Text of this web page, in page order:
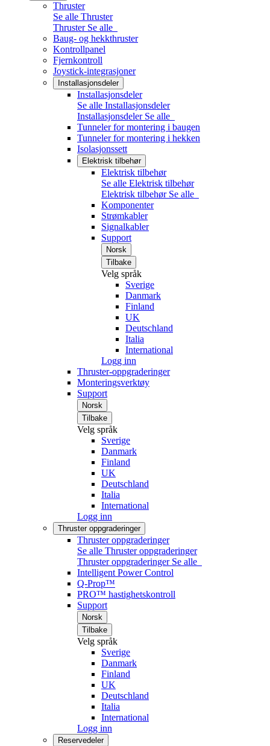
Thruster
Se alle Thruster
Thruster Se alle
Baug- og hekkthruster
Kontrollpanel
Fjernkontroll
Joystick-integrasjoner
Installasjonsdeler
Installasjonsdeler
Se alle Installasjonsdeler
Installasjonsdeler Se alle
Tunneler for montering i baugen
Tunneler for montering i hekken
Isolasjonssett
Elektrisk tilbehør
Elektrisk tilbehør
Se alle Elektrisk tilbehør
Elektrisk tilbehør Se alle
Komponenter
Strømkabler
Signalkabler
Support
Norsk
Tilbake
Velg språk
Sverige
Danmark
Finland
UK
Deutschland
Italia
International
Logg inn
Thruster-oppgraderinger
Monteringsverktøy
Support
Norsk
Tilbake
Velg språk
Sverige
Danmark
Finland
UK
Deutschland
Italia
International
Logg inn
Thruster oppgraderinger
Thruster oppgraderinger
Se alle Thruster oppgraderinger
Thruster oppgraderinger Se alle
Intelligent Power Control
Q-Prop™
PRO™ hastighetskontroll
Support
Norsk
Tilbake
Velg språk
Sverige
Danmark
Finland
UK
Deutschland
Italia
International
Logg inn
Reservedeler